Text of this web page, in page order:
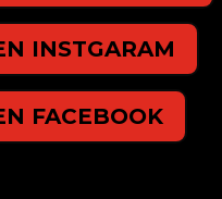
INSTGARAM
FACEBOOK